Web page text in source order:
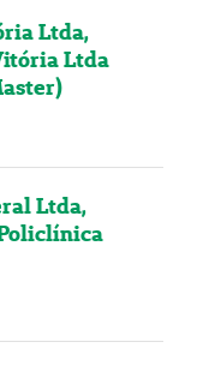
Ltda,
Ltda
Ltda,